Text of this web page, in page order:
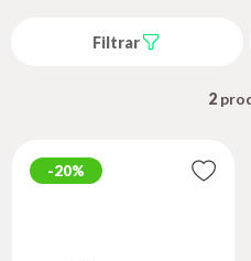
Filtrar
2
20%